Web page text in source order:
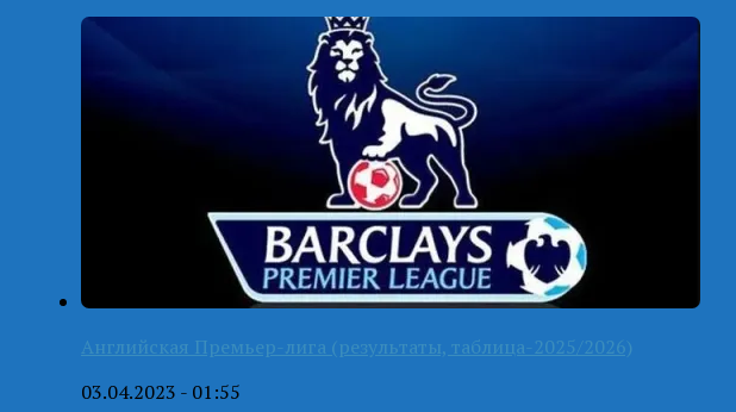
Английская Премьер-лига (результаты, таблица-2025/2026)
03.04.2023 - 01:55